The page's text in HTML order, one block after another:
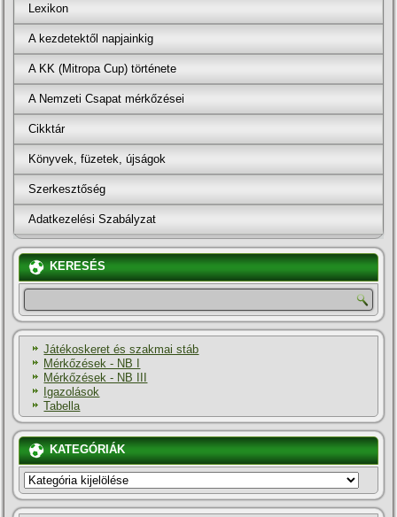
Lexikon
A kezdetektől napjainkig
A KK (Mitropa Cup) története
A Nemzeti Csapat mérkőzései
Cikktár
Könyvek, füzetek, újságok
Szerkesztőség
Adatkezelési Szabályzat
KERESÉS
Játékoskeret és szakmai stáb
Mérkőzések - NB I
Mérkőzések - NB III
Igazolások
Tabella
KATEGÓRIÁK
KATEGÓRIÁK